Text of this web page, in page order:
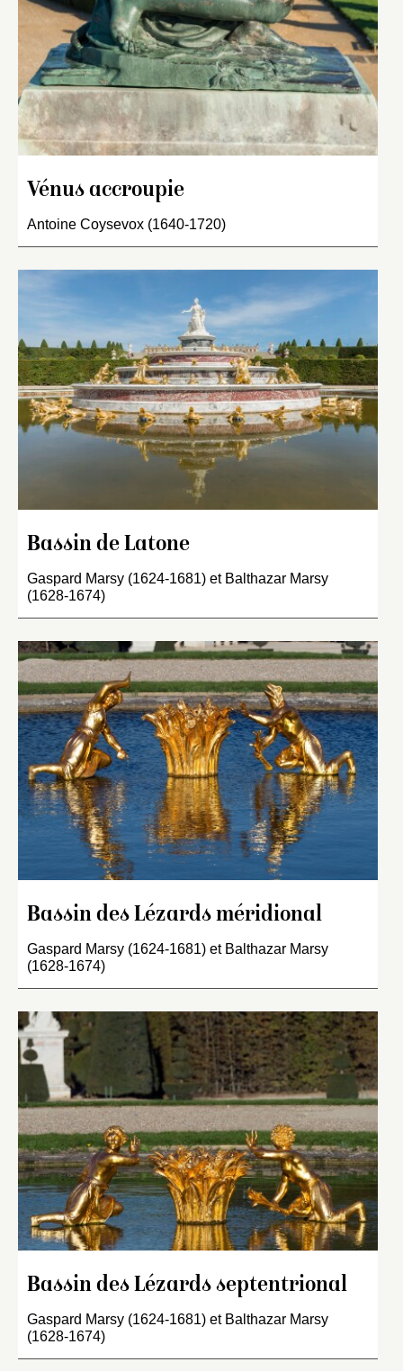
Vénus accroupie
Antoine Coysevox (1640-1720)
Bassin de Latone
Gaspard Marsy (1624-1681) et Balthazar Marsy
(1628-1674)
Bassin des Lézards méridional
Gaspard Marsy (1624-1681) et Balthazar Marsy
(1628-1674)
Bassin des Lézards septentrional
Gaspard Marsy (1624-1681) et Balthazar Marsy
(1628-1674)